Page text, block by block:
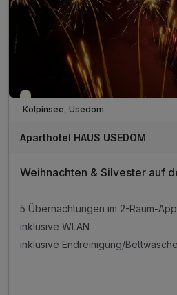
Saisonal verfügbar
Kölpinsee, Usedom
Aparthotel HAUS USEDOM
Weihnachten & Silvester auf
5 Übernachtungen im 2-Raum-
inklusive WLAN
inklusive Endreinigung/